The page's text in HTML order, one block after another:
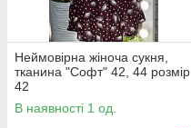
Неймовірна жіноча сукня,
тканина "Софт" 42, 44 розмір
42
В наявності 1 од.